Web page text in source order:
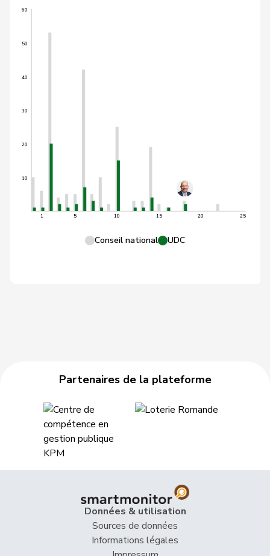
10
20
30
40
50
60
1 5 10 15 20 25
Conseil national UDC
Partenaires de la plateforme
Données & utilisation
Sources de données
Informations légales